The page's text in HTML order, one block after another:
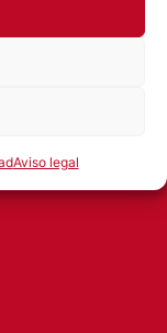
Aviso legal
servicio a